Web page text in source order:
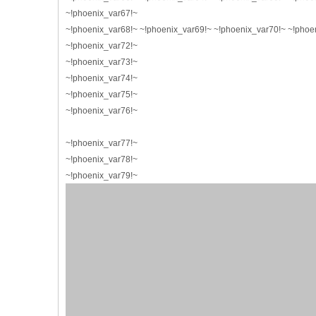
~!phoenix_var67!~
~!phoenix_var68!~ ~!phoenix_var69!~ ~!phoenix_var70!~
~!phoenix_var72!~
~!phoenix_var73!~
~!phoenix_var74!~
~!phoenix_var75!~
~!phoenix_var76!~
~!phoenix_var77!~
~!phoenix_var78!~
~!phoenix_var79!~